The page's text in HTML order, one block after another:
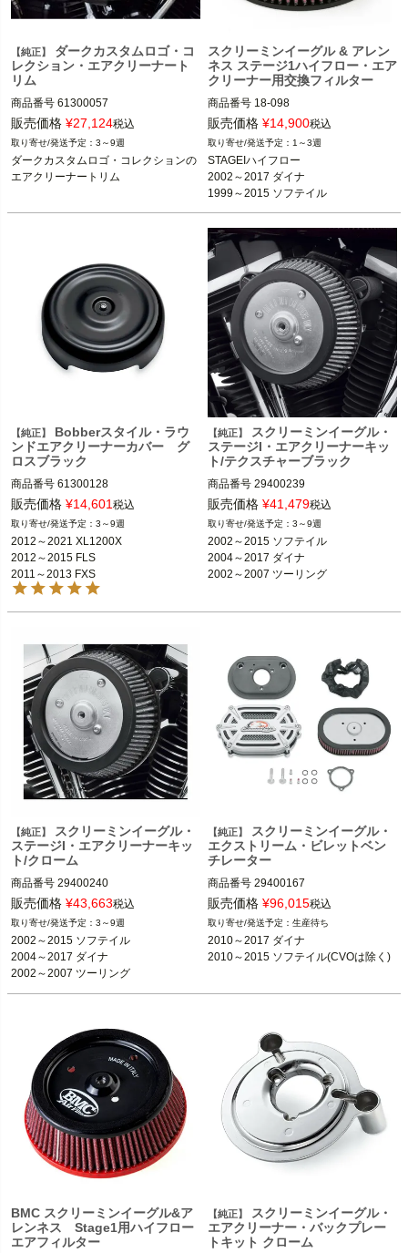
【純正】
ダークカスタムロゴ・コ
レクション・エアクリーナート
リム
商品番号 61300057
ツインカムモデル、エボリューション
※標準のエアクリーナー装着車
フテイル、2008以降 ダイナは不可
販売価格 ¥27,124税込
3～9週
ダークカスタムロゴ・コレクションの
エアクリーナートリム
スクリーミンイーグル & アレン
ネス ステージ1ハイフロー・エア
クリーナー用交換フィルター
商品番号 18-098
スクリーミンイーグルおよびアレンネ
スのステージ1エアクリーナー装着車
ARLEN NESS（アレンネス）
スクリーミンイーグルおよびアレンネ
スのステージ1エアクリーナー装着車
ケーブルスロットル車
02-17 ダイナ
99-15 ソフテイル
98-20 スポーツスター
02-07 ツーリング
ARLEN NESS（アレンネス）
販売価格 ¥14,900税込
1～3週
STAGEIハイフロー
2002～2017 ダイナ
1999～2015 ソフテイル
1998～2021 スポーツスター
2002～2007 ツーリング
【純正】
Bobberスタイル・ラウ
ンドエアクリーナーカバー グ
ロスブラック
商品番号 61300128
※標準装備のラウンドエアクリーナー
装着車
ソン）
販売価格 ¥14,601税込
3～9週
2012～2021 XL1200X
2012～2015 FLS
2011～2013 FXS
【純正】
スクリーミンイーグル・
ステージI・エアクリーナーキッ
ト/テクスチャーブラック
商品番号 29400239
2008～2015 ソフテイル
※CVOソフテイルは不可
※アクセサリーエアクリーナーカバー
2004～2007 EFIソフテイル
販売価格 ¥41,479税込
3～9週
2002～2015 ソフテイル
2004～2017 ダイナ
2002～2007 ツーリング
【純正】
スクリーミンイーグル・
ステージI・エアクリーナーキッ
ト/クローム
商品番号 29400240
2004～2015 ソフテイル
※CVOソフテイルは不可
2002～2007 ツーリング
Harley Davidson（ハーレー ダビッド
ソン）
販売価格 ¥43,663税込
3～9週
2002～2015 ソフテイル
2004～2017 ダイナ
2002～2007 ツーリング
【純正】
スクリーミンイーグル・
エクストリーム・ビレットベン
チレーター
商品番号 29400167
2010～2017 ダイナ
2010～2015 ソフテイル
※CVOは除く
ル）
販売価格 ¥96,015税込
生産待ち
2010～2017 ダイナ
BMC スクリーミンイーグル&ア
レンネス Stage1用ハイフロー
エアフィルター
【純正】
スクリーミンイーグル・
エアクリーナー・バックプレー
トキット クローム